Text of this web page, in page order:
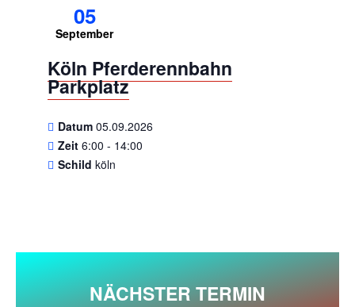
05
September
Köln Pferderennbahn
Parkplatz
Datum 05.09.2026
Zeit 6:00 - 14:00
Schild köln
NÄCHSTER TERMIN